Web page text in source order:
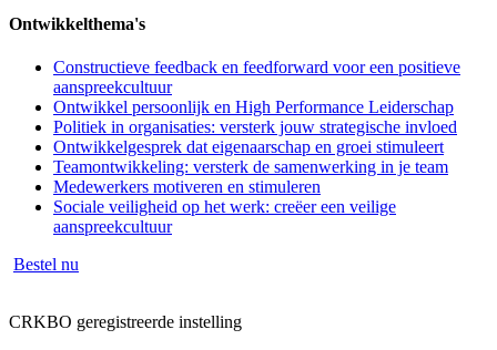
Ontwikkelthema's
Constructieve feedback en feedforward voor een positieve
aanspreekcultuur
Ontwikkel persoonlijk en High Performance Leiderschap
Politiek in organisaties: versterk jouw strategische invloed
Ontwikkelgesprek dat eigenaarschap en groei stimuleert
Teamontwikkeling: versterk de samenwerking in je team
Medewerkers motiveren en stimuleren
Sociale veiligheid op het werk: creëer een veilige
aanspreekcultuur
Bestel nu
CRKBO geregistreerde instelling